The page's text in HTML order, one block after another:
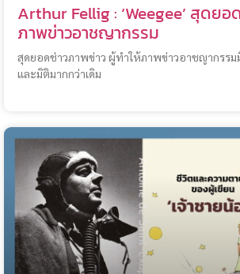
Arthur Fellig : ‘Weegee’ สุดยอ
ภาพข่าวอาชญากรรม
สุดยอดช่าวภาพข่าว ผู้ทำให้ภาพข่าวอาชญากรรม
และมิติมากกว่าเดิม